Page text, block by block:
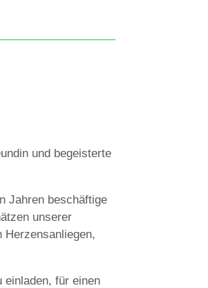
und begeisterte
Jahren beschäftige
unserer
Herzensanliegen,
einladen, für einen